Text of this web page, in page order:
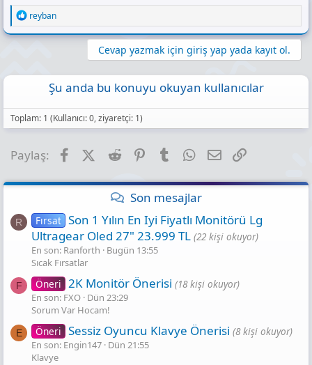
R
e
a
:
reyban
Cevap yazmak için giriş yap yada kayıt ol.
Şu anda bu konuyu okuyan kullanıcılar
Toplam: 1 (Kullanıcı: 0, ziyaretçi: 1)
Paylaş: FacebookX (Twitter)
Reddit PinterestTumblr WhatsApp
E-posta
Son mesajlar
R Fırsat Son 1 Yılın En Iyi Fiyatlı Monitörü Lg
Ultragear Oled 27" 23.999 TL (22 kişi okuyor)
En son: Ranforth
Bugün 13:55
Sıcak Fırsatlar
F Öneri 2K Monitör Önerisi (18 kişi okuyor)
En son: FXO Dün 23:29
Sorum Var Hocam!
E Öneri Sessiz Oyuncu Klavye Önerisi (8 kişi okuyor)
En son: Engin147 Dün 21:55
Klavye